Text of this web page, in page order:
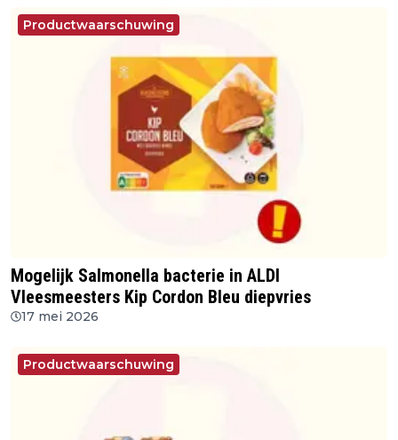
Productwaarschuwing
Mogelijk Salmonella bacterie in ALDI
Vleesmeesters Kip Cordon Bleu diepvries
17 mei 2026
Productwaarschuwing